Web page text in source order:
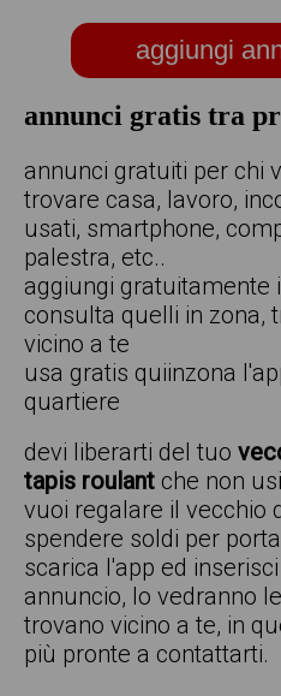
aggiungi
annunci gratis tra
annunci gratuiti per chi
trovare casa, lavoro,
usati, smartphone,
palestra, etc..
aggiungi gratuitamente
consulta quelli in zona,
vicino a te
usa gratis quiinzona
quartiere
devi liberarti del tuo
tapis roulant che non
vuoi regalare il vecchio
spendere soldi per
scarica l'app ed
annuncio, lo vedranno
trovano vicino a te, in
più pronte a contattarti.